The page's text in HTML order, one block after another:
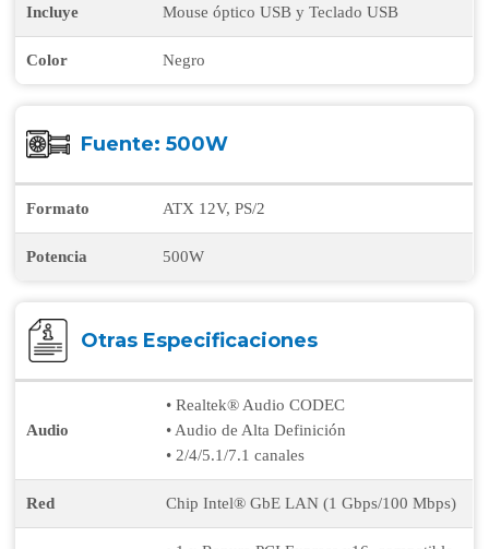
Incluye Mouse óptico USB y Teclado USB
Color Negro
Fuente: 500W
Formato ATX 12V, PS/2
Potencia 500W
Otras Especificaciones
Audio
• Realtek® Audio CODEC
• Audio de Alta Definición
• 2/4/5.1/7.1 canales
Red Chip Intel® GbE LAN (1 Gbps/100 Mbps)